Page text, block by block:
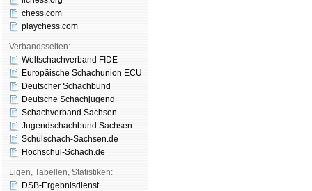
chess.com
playchess.com
Verbandsseiten:
Weltschachverband FIDE
Europäische Schachunion ECU
Deutscher Schachbund
Deutsche Schachjugend
Schachverband Sachsen
Jugendschachbund Sachsen
Schulschach-Sachsen.de
Hochschul-Schach.de
Ligen, Tabellen, Statistiken:
DSB-Ergebnisdienst